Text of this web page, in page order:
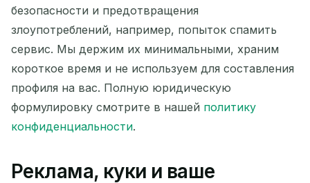
безопасности и предотвращения
злоупотреблений, например, попыток спамить
сервис. Мы держим их минимальными, храним
короткое время и не используем для составления
профиля на вас. Полную юридическую
формулировку смотрите в нашей политику
конфиденциальности.
Реклама, куки и ваше